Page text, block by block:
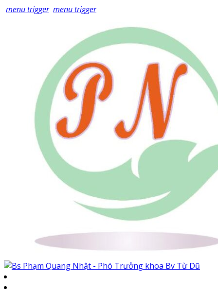
menu trigger menu trigger